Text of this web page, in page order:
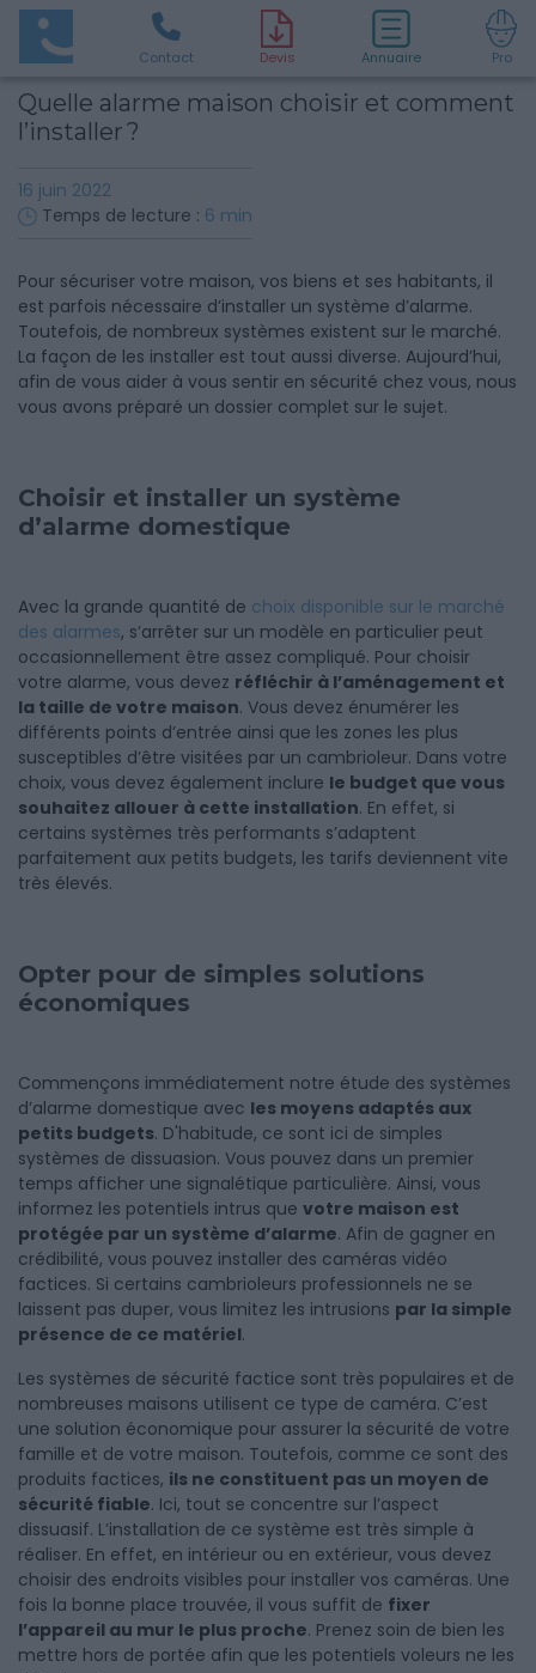
Contact Devis Annuaire Pro
Quelle alarme maison choisir et comment
l’installer ?
16 juin 2022
Temps de lecture : 6 min
Pour sécuriser votre maison, vos biens et ses habitants, il
est parfois nécessaire d’installer un système d’alarme.
Toutefois, de nombreux systèmes existent sur le marché.
La façon de les installer est tout aussi diverse. Aujourd’hui,
afin de vous aider à vous sentir en sécurité chez vous, nous
vous avons préparé un dossier complet sur le sujet.
Choisir et installer un système
d’alarme domestique
Avec la grande quantité de choix disponible sur le marché
des alarmes, s’arrêter sur un modèle en particulier peut
occasionnellement être assez compliqué. Pour choisir
votre alarme, vous devez réfléchir à l’aménagement et
la taille de votre maison. Vous devez énumérer les
différents points d’entrée ainsi que les zones les plus
susceptibles d’être visitées par un cambrioleur. Dans votre
choix, vous devez également inclure le budget que vous
souhaitez allouer à cette installation. En effet, si
certains systèmes très performants s’adaptent
parfaitement aux petits budgets, les tarifs deviennent vite
très élevés.
Opter pour de simples solutions
économiques
Commençons immédiatement notre étude des systèmes
d’alarme domestique avec les moyens adaptés aux
petits budgets. D'habitude, ce sont ici de simples
systèmes de dissuasion. Vous pouvez dans un premier
temps afficher une signalétique particulière. Ainsi, vous
informez les potentiels intrus que votre maison est
protégée par un système d’alarme. Afin de gagner en
crédibilité, vous pouvez installer des caméras vidéo
factices. Si certains cambrioleurs professionnels ne se
laissent pas duper, vous limitez les intrusions par la simple
présence de ce matériel.
Les systèmes de sécurité factice sont très populaires et de
nombreuses maisons utilisent ce type de caméra. C’est
une solution économique pour assurer la sécurité de votre
famille et de votre maison. Toutefois, comme ce sont des
produits factices, ils ne constituent pas un moyen de
sécurité fiable. Ici, tout se concentre sur l’aspect
dissuasif. L’installation de ce système est très simple à
réaliser. En effet, en intérieur ou en extérieur, vous devez
choisir des endroits visibles pour installer vos caméras. Une
fois la bonne place trouvée, il vous suffit de fixer
l’appareil au mur le plus proche. Prenez soin de bien les
mettre hors de portée afin que les potentiels voleurs ne les